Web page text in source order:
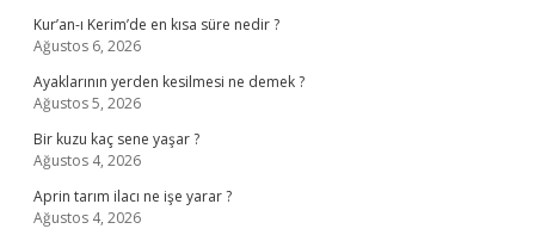
Kur’an-ı Kerim’de en kısa süre nedir ?
Ağustos 6, 2026
Ayaklarının yerden kesilmesi ne demek ?
Ağustos 5, 2026
Bir kuzu kaç sene yaşar ?
Ağustos 4, 2026
Aprin tarım ilacı ne işe yarar ?
Ağustos 4, 2026